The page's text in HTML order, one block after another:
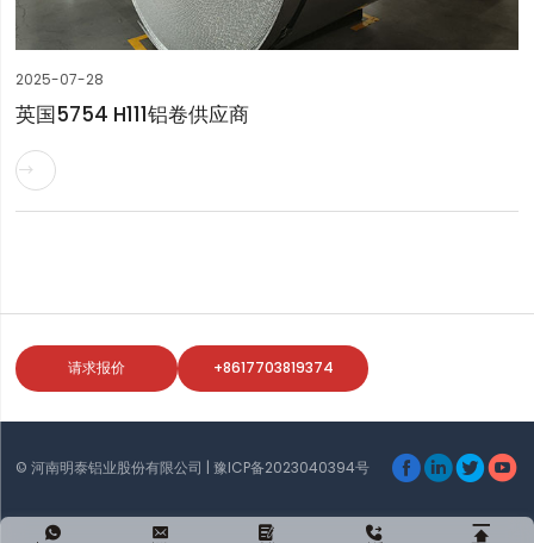
2025-07-28
英国5754 H111铝卷供应商

请求报价 +8617703819374
© 河南明泰铝业股份有限公司 | 豫ICP备2023040394号 
    